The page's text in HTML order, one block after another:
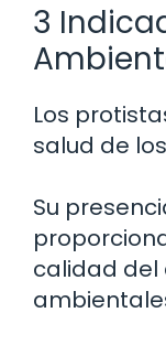
3
Los
salud de
Su
calidad del